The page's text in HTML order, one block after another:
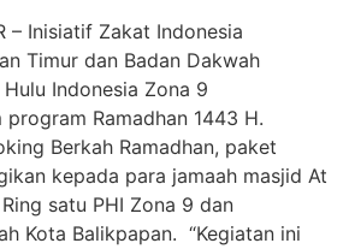
– Inisiatif Zakat Indonesia
Timur dan Badan Dakwah
Indonesia Zona 9
Ramadhan 1443 H.
Berkah Ramadhan, paket
kepada para jamaah masjid At
satu PHI Zona 9 dan
Kota Balikpapan. “Kegiatan ini